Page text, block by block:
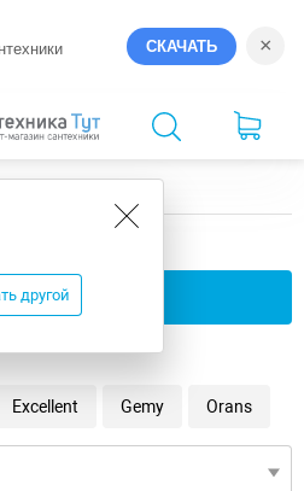
СКАЧАТЬ ×
другой
Excellent Gemy Orans